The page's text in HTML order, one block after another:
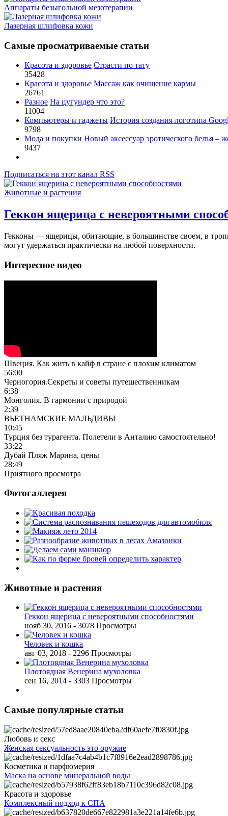
Аппараты безыгольной мезотерапии
Лазерная шлифовка кожи
Самые просматриваемые статьи
Красота и здоровье Страсти по тату
35428
Красота и здоровье Массаж как очищение кармы
26761
Разное На цугундер что это?
11004
Компьютеры и гаджеты История создания логотипа
9798
Мода и покупки Новый аксессуар эротического белья –
9437
Подписаться на этот канал RSS
Животные и растения
Геккон ящерица с невероятными
Гекконы — ящерицы, обитающие, в большинстве своем, в
могут удержаться практически на любой поверхности.
Интересное видео
Швеция. Как жить в кайф в стране с плохим климатом
56:00
Черногория.Секреты и советы путешественникам
6:38
Монголия. В гармонии с природой
2:39
ВЬЕТНАМСКИЕ МАЛЬДИВЫ
10:45
Турция без турагента. Полетели в Анталию самостоятельно!
33:22
Дубай Пляж Марина, цены
28:49
Приятного просмотра
Фотогаллерея
Животные и растения
Геккон ящерица с невероятными способностями
нояб 30, 2016 - 3078 Просмотры
Человек и кошка
авг 03, 2018 - 2296 Просмотры
Плотоядная Венерина мухоловка
сен 16, 2014 - 3303 Просмотры
Самые популярные статьи
Любовь и секс
Женская сексуальность это оружие
Косметика и парфюмерия
Маска на основе минеральной воды
Красота и здоровье
Комплексный подход к СПА